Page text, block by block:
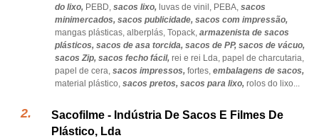
do lixo, PEBD, sacos lixo, luvas de vinil, PEBA, sacos
minimercados, sacos publicidade, sacos com impressão,
mangas plásticas, alberplás, Topack, armazenista de sacos
plásticos, sacos de asa torcida, sacos de PP, sacos de vácuo,
sacos Zip, sacos fecho fácil, rei e rei Lda, papel de charcutaria,
papel de cera, sacos impressos, fortes, embalagens de sacos,
material plástico, sacos pretos, sacos para lixo, rolos do lixo...
Sacofilme - Indústria De Sacos E Filmes De
Plástico, Lda